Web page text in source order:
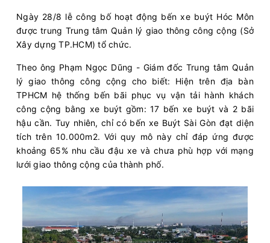
Ngày 28/8 lễ công bố hoạt động bến xe buýt Hóc Môn
được trung Trung tâm Quản lý giao thông công cộng (Sở
Xây dựng TP.HCM) tổ chức.
Theo ông Phạm Ngọc Dũng - Giám đốc Trung tâm Quản
lý giao thông công cộng cho biết: Hiện trên địa bàn
TPHCM hệ thống bến bãi phục vụ vận tải hành khách
công cộng bằng xe buýt gồm: 17 bến xe buýt và 2 bãi
hậu cần. Tuy nhiên, chỉ có bến xe Buýt Sài Gòn đạt diện
tích trên 10.000m2. Với quy mô này chỉ đáp ứng được
khoảng 65% nhu cầu đậu xe và chưa phù hợp với mạng
lưới giao thông cộng của thành phố.